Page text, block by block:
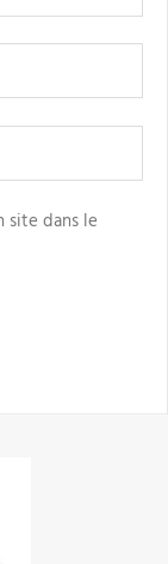
site dans le